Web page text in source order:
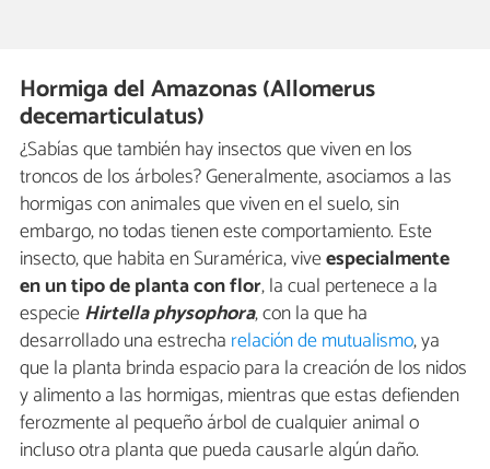
Hormiga del Amazonas (Allomerus
decemarticulatus)
¿Sabías que también hay insectos que viven en los
troncos de los árboles? Generalmente, asociamos a las
hormigas con animales que viven en el suelo, sin
embargo, no todas tienen este comportamiento. Este
insecto, que habita en Suramérica, viveespecialmente
en un tipo de planta con flor, la cual pertenece a la
especieHirtella physophora, con la que ha
desarrollado una estrecha relación de mutualismo, ya
que la planta brinda espacio para la creación de los nidos
y alimento a las hormigas, mientras que estas defienden
ferozmente al pequeño árbol de cualquier animal o
incluso otra planta que pueda causarle algún daño.